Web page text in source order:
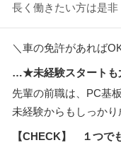
長く働きたい方は是
＼車の免許があれば
…★未経験スタート
先輩の前職は、PC基
未経験からもしっかり
【CHECK】 １つで